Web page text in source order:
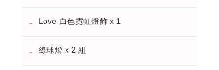
- Love 白色霓虹燈飾 x 1
- 線球燈 x 2 組